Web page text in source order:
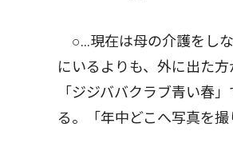
○…現在は母の介護をし
にいるよりも、外に出た
「ジジババクラブ青い春
る。「年中どこへ写真を